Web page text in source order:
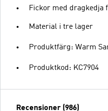
Fickor med dragkedja
Material i tre lager
Produktfärg: Warm
Produktkod: KC7904
Recensioner (986)